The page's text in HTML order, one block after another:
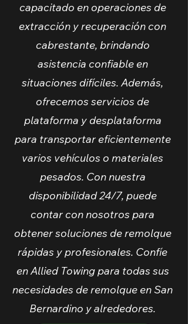
capacitado en operaciones de
extracción y recuperación con
cabrestante, brindando
asistencia confiable en
situaciones difíciles. Además,
ofrecemos servicios de
plataforma y desplataforma
para transportar eficientemente
varios vehículos o materiales
pesados. Con nuestra
disponibilidad 24/7, puede
contar con nosotros para
obtener soluciones de remolque
rápidas y profesionales. Confíe
en Allied Towing para todas sus
necesidades de remolque en San
Bernardino y alrededores.